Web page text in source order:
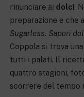
rinunciare ai dolci.
preparazione e che
Sugarless. Sapori
Coppola si trova
tutti i palati. Il
quattro stagioni,
scorrere del tempo